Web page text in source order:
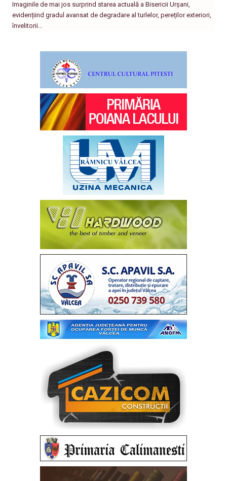
Imaginile de mai jos surprind starea actuală a Bisericii Urșani,
evidențiind gradul avansat de degradare al turlelor, pereților exteriori,
învelitorii…